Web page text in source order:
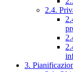
2.4.
3.